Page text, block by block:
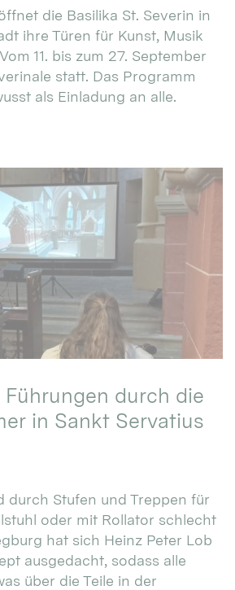
die Basilika St. Severin in
ihre Türen für Kunst, Musik
11. bis zum 27. September
statt. Das Programm
als Einladung an alle.
Führungen durch die
in Sankt Servatius
durch Stufen und Treppen für
oder mit Rollator schlecht
hat sich Heinz Peter Lob
ausgedacht, sodass alle
über die Teile in der